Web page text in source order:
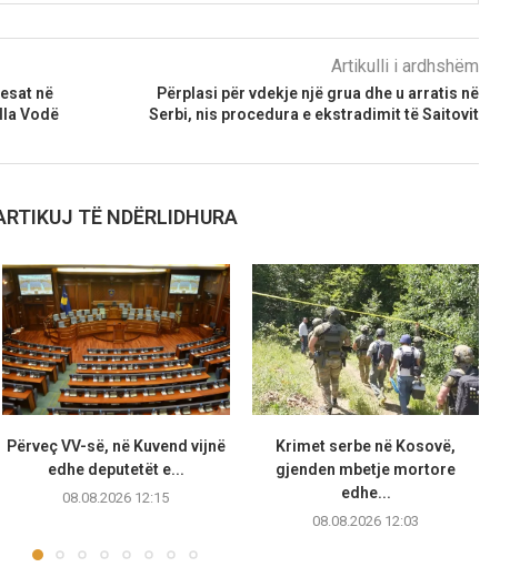
në
Vodë
Artikulli i ardhshëm
Përplasi për vdekje një grua dhe u arratis në
Serbi, nis procedura e ekstradimit të Saitovit
TË NDËRLIDHURA
Përveç VV-së, në Kuvend vijnë
edhe deputetët e...
08.08.2026 12:15
Krimet serbe në Kosovë,
gjenden mbetje mortore
edhe...
08.08.2026 12:03